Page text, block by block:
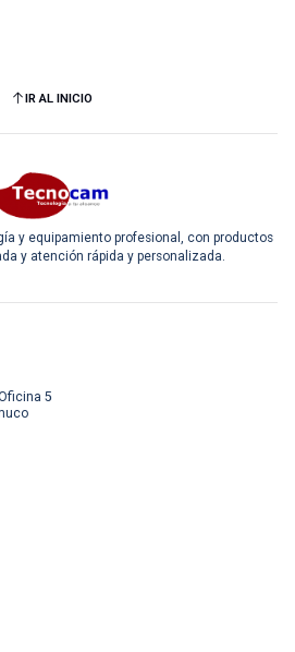
IR AL INICIO
y equipamiento profesional, con productos
y atención rápida y personalizada.
5